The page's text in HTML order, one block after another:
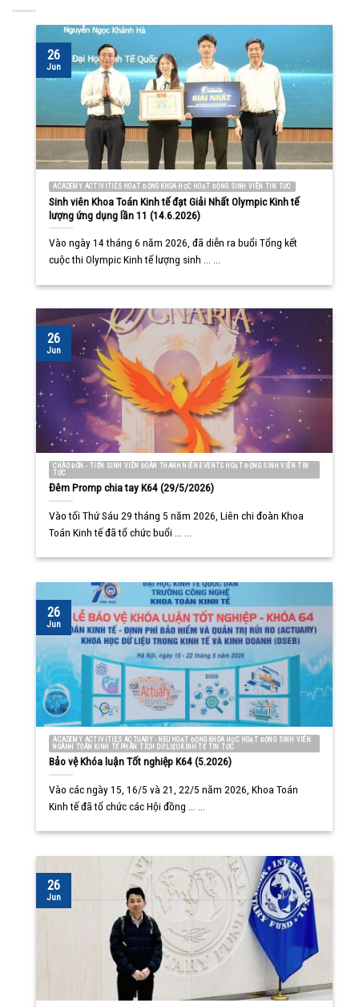
ACADEMY ACTIVITIES HOẠT ĐỘNG KHOA HỌC HOẠT ĐỘNG SINH VIÊN TIN TỨC
Sinh viên Khoa Toán Kinh tế đạt Giải Nhất Olympic Kinh tế
lượng ứng dụng lần 11 (14.6.2026)
Vào ngày 14 tháng 6 năm 2026, đã diễn ra buổi Tổng kết
cuộc thi Olympic Kinh tế lượng sinh ... ...
26
Jun
CHÀO ĐÓN - TIỄN SINH VIÊN ĐOÀN THANH NIÊN EVENTS HOẠT ĐỘNG SINH VIÊN TIN
TỨC
Đêm Promp chia tay K64 (29/5/2026)
Vào tối Thứ Sáu 29 tháng 5 năm 2026, Liên chi đoàn Khoa
Toán Kinh tế đã tổ chức buổi ... ...
26
Jun
ACADEMY ACTIVITIES ACTUARY - NEU HOẠT ĐỘNG KHOA HỌC HOẠT ĐỘNG SINH VIÊN
NGÀNH TOÁN KINH TẾ PHÂN TÍCH DỮ LIỆU KINH TẾ TIN TỨC
Bảo vệ Khóa luận Tốt nghiệp K64 (5.2026)
Vào các ngày 15, 16/5 và 21, 22/5 năm 2026, Khoa Toán
Kinh tế đã tổ chức các Hội đồng ... ...
26
Jun
26
Jun